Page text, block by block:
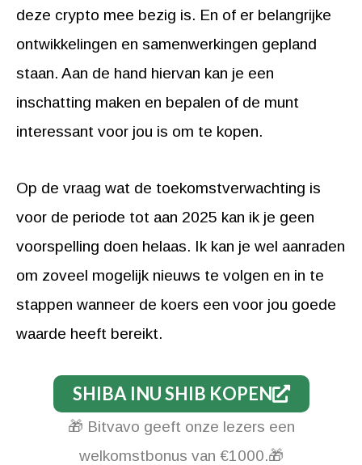
deze crypto mee bezig is. En of er belangrijke
ontwikkelingen en samenwerkingen gepland
staan. Aan de hand hiervan kan je een
inschatting maken en bepalen of de munt
interessant voor jou is om te kopen.
Op de vraag wat de toekomstverwachting is
voor de periode tot aan 2025 kan ik je geen
voorspelling doen helaas. Ik kan je wel aanraden
om zoveel mogelijk nieuws te volgen en in te
stappen wanneer de koers een voor jou goede
waarde heeft bereikt.
SHIBA INU SHIB KOPEN
🎁 Bitvavo geeft onze lezers een
welkomstbonus van €1000.🎁